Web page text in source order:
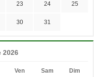
23 24 25
30 31
2026
Ven Sam Dim